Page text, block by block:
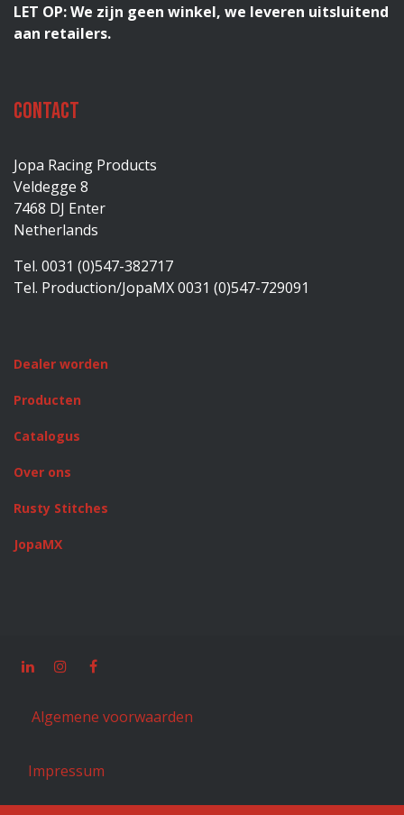
LET OP: We zijn geen winkel, we leveren uitsluitend
aan retailers.
Contact
Jopa Racing Products
Veldegge 8
7468 DJ Enter
Netherlands
Tel. 0031 (0)547-382717
Tel. Production/JopaMX 0031 (0)547-729091
Dealer worden
Producten
Catalogus
Over ons
Rusty Stitches
JopaMX
Algemene voorwaarden
Impressum